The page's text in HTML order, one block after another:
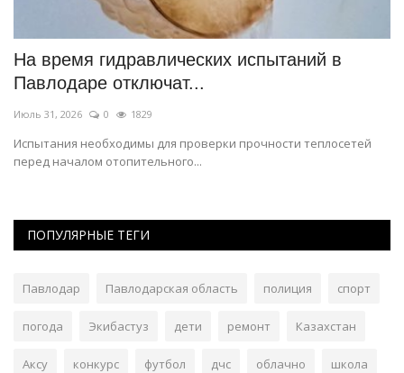
На время гидравлических испытаний в
Павлодаре отключат...
Июль 31, 2026 0 1829
Испытания необходимы для проверки прочности теплосетей
перед началом отопительного...
ПОПУЛЯРНЫЕ ТЕГИ
Павлодар Павлодарская область полиция спорт
погода Экибастуз дети ремонт Казахстан
Аксу конкурс футбол дчс облачно школа